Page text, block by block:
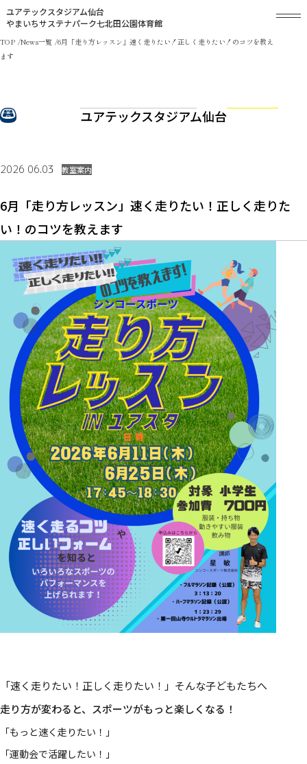
ユアテックスタジアム仙台
やまいちサステナパーク七北田公園体育館
TOP News一覧 6月「走り方レッスン」速く走りたい！正しく走りたい！のコツを教え
ます
ユアテックスタジアム仙台
2026 06.03 教室案内
6月「走り方レッスン」速く走りたい！正しく走りた
い！のコツを教えます
「速く走りたい！正しく走りたい！」そんな子どもたちへ
走り方が変わると、スポーツがもっと楽しくなる！
「もっと速く走りたい！」
「運動会で活躍したい！」